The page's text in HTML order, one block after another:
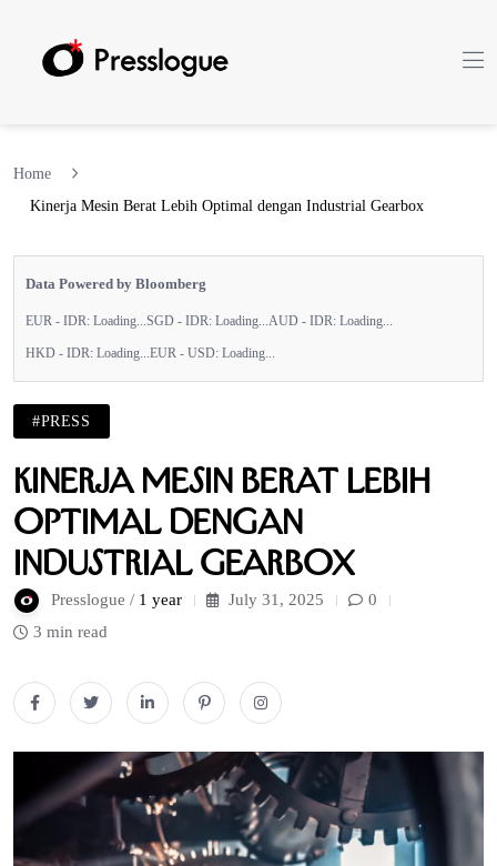
Home
Kinerja Mesin Berat Lebih Optimal dengan Industrial Gearbox
Data Powered by Bloomberg
EUR - IDR: Loading... SGD - IDR: Loading... AUD - IDR: Loading...
HKD - IDR: Loading... EUR - USD: Loading...
#PRESS
Kinerja Mesin Berat Lebih
Optimal dengan
Industrial Gearbox
Presslogue / 1 year July 31, 2025
0
3 min read